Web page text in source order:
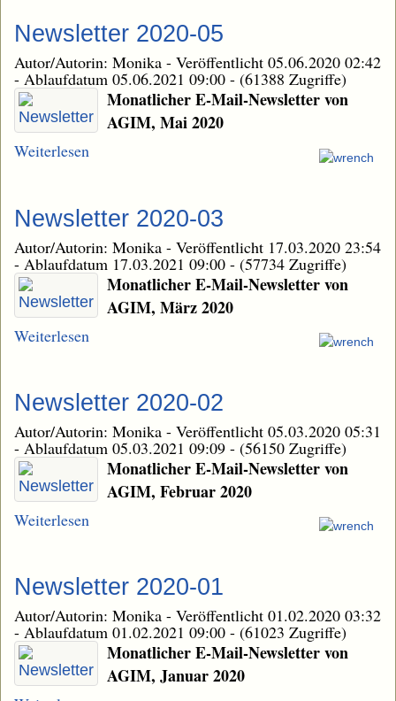
Newsletter 2020-05
Autor/Autorin: Monika - Veröffentlicht 05.06.2020 02:42
- Ablaufdatum 05.06.2021 09:00 - (61388 Zugriffe)
Monatlicher E-Mail-Newsletter von
AGIM, Mai 2020
Weiterlesen
Newsletter 2020-03
Autor/Autorin: Monika - Veröffentlicht 17.03.2020 23:54
- Ablaufdatum 17.03.2021 09:00 - (57734 Zugriffe)
Monatlicher E-Mail-Newsletter von
AGIM, März 2020
Weiterlesen
Newsletter 2020-02
Autor/Autorin: Monika - Veröffentlicht 05.03.2020 05:31
- Ablaufdatum 05.03.2021 09:09 - (56150 Zugriffe)
Monatlicher E-Mail-Newsletter von
AGIM, Februar 2020
Weiterlesen
Newsletter 2020-01
Autor/Autorin: Monika - Veröffentlicht 01.02.2020 03:32
- Ablaufdatum 01.02.2021 09:00 - (61023 Zugriffe)
Monatlicher E-Mail-Newsletter von
AGIM, Januar 2020